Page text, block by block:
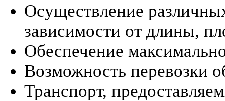
Осуществление
зависимости от длины,
Обеспечение
Возможность перевозки
Транспорт,